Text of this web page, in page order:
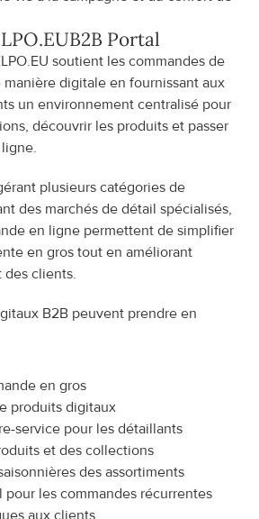
B2B Portal
soutient les commandes de
digitale en fournissant aux
un environnement centralisé pour
découvrir les produits et passer
plusieurs catégories de
des marchés de détail spécialisés,
en ligne permettent de simplifier
en gros tout en améliorant
des clients.
B2B peuvent prendre en
en gros
produits digitaux
service pour les détaillants
et des collections
des assortiments
pour les commandes récurrentes
aux clients